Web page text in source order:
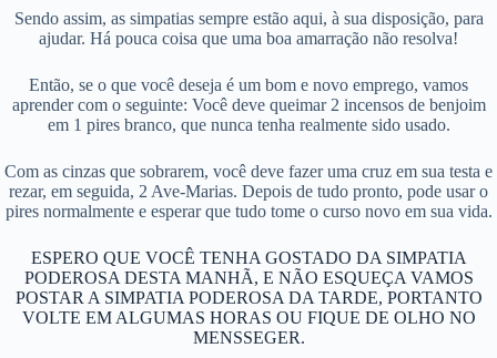
Sendo assim, as simpatias sempre estão aqui, à sua disposição, para
ajudar. Há pouca coisa que uma boa amarração não resolva!
Então, se o que você deseja é um bom e novo emprego, vamos
aprender com o seguinte: Você deve queimar 2 incensos de benjoim
em 1 pires branco, que nunca tenha realmente sido usado.
Com as cinzas que sobrarem, você deve fazer uma cruz em sua testa e
rezar, em seguida, 2 Ave-Marias. Depois de tudo pronto, pode usar o
pires normalmente e esperar que tudo tome o curso novo em sua vida.
ESPERO QUE VOCÊ TENHA GOSTADO DA SIMPATIA
PODEROSA DESTA MANHÃ, E NÃO ESQUEÇA VAMOS
POSTAR A SIMPATIA PODEROSA DA TARDE, PORTANTO
VOLTE EM ALGUMAS HORAS OU FIQUE DE OLHO NO
MENSSEGER.